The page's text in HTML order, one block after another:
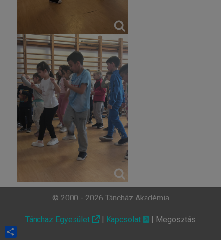
© 2000 - 2026 Táncház Akadémia
Tánchaz Egyesület | Kapcsolat | Megosztás